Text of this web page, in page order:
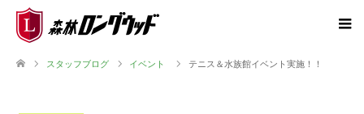
スタッフブログ イベント テニス＆水族館イベント実施！！